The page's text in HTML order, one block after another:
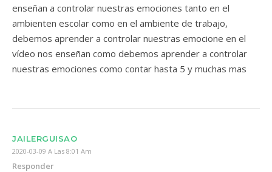
enseñan a controlar nuestras emociones tanto en el
ambienten escolar como en el ambiente de trabajo,
debemos aprender a controlar nuestras emocione en el
vídeo nos enseñan como debemos aprender a controlar
nuestras emociones como contar hasta 5 y muchas mas
JAILERGUISAO
2020-03-09 A Las 8:01 Am
Responder